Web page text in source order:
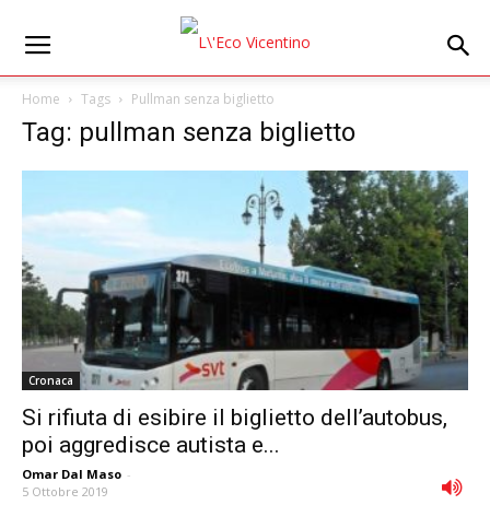
Home Tags Pullman senza biglietto
Tag: pullman senza biglietto
Cronaca
Si rifiuta di esibire il biglietto dell’autobus,
poi aggredisce autista e...
Omar Dal Maso -
5 Ottobre 2019